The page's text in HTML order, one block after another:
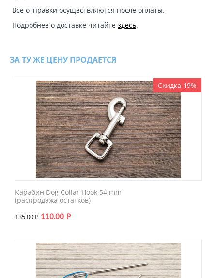
Все отправки осуществляются после оплаты.
Подробнее о доставке читайте здесь.
ЗА ТУ ЖЕ ЦЕНУ ПРОДАЕТСЯ
Скидка 19%
Карабин Dog Collar Hook 54 mm
(распродажа остатков)
135.00Р 110.00 Р